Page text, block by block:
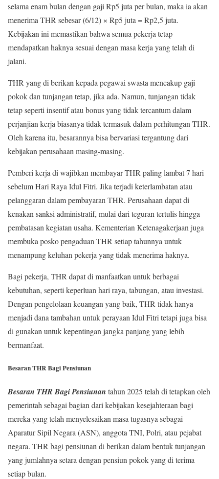
selama enam bulan dengan gaji Rp5 juta per bulan, maka ia akan
menerima THR sebesar (6/12) × Rp5 juta = Rp2,5 juta.
Kebijakan ini memastikan bahwa semua pekerja tetap
mendapatkan haknya sesuai dengan masa kerja yang telah di
jalani.
THR yang di berikan kepada pegawai swasta mencakup gaji
pokok dan tunjangan tetap, jika ada. Namun, tunjangan tidak
tetap seperti insentif atau bonus yang tidak tercantum dalam
perjanjian kerja biasanya tidak termasuk dalam perhitungan THR.
Oleh karena itu, besarannya bisa bervariasi tergantung dari
kebijakan perusahaan masing-masing.
Pemberi kerja di wajibkan membayar THR paling lambat 7 hari
sebelum Hari Raya Idul Fitri. Jika terjadi keterlambatan atau
pelanggaran dalam pembayaran THR. Perusahaan dapat di
kenakan sanksi administratif, mulai dari teguran tertulis hingga
pembatasan kegiatan usaha. Kementerian Ketenagakerjaan juga
membuka posko pengaduan THR setiap tahunnya untuk
menampung keluhan pekerja yang tidak menerima haknya.
Bagi pekerja, THR dapat di manfaatkan untuk berbagai
kebutuhan, seperti keperluan hari raya, tabungan, atau investasi.
Dengan pengelolaan keuangan yang baik, THR tidak hanya
menjadi dana tambahan untuk perayaan Idul Fitri tetapi juga bisa
di gunakan untuk kepentingan jangka panjang yang lebih
bermanfaat.
Besaran THR Bagi Pensiunan
Besaran THR Bagi Pensiunan tahun 2025 telah di tetapkan oleh
pemerintah sebagai bagian dari kebijakan kesejahteraan bagi
mereka yang telah menyelesaikan masa tugasnya sebagai
Aparatur Sipil Negara (ASN), anggota TNI, Polri, atau pejabat
negara. THR bagi pensiunan di berikan dalam bentuk tunjangan
yang jumlahnya setara dengan pensiun pokok yang di terima
setiap bulan.